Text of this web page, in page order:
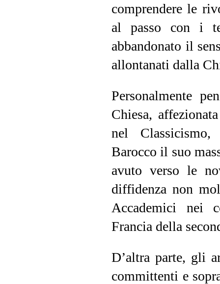
comprendere le
al passo con i
abbandonato il
allontanati dalla
Personalmente
Chiesa,
nel
Barocco il suo
avuto verso le
diffidenza non
Accademici nei
Francia della
D’altra parte, gli
committenti e